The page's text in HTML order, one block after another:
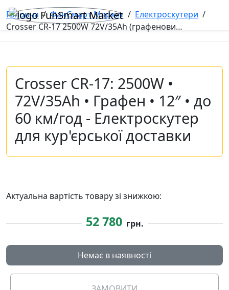
Головна / ФанСмарт Маркет / Електроскутери /
Crosser CR-17 2500W 72V/35Ah (графеновий АКБ), 60 км/г, запас пробігу 80 км
Crosser CR-17: 2500W •
72V/35Ah • Графен • 12″ • до
60 км/год - Електроскутер
для кур'єрської доставки
Актуальна вартість товару зі знижкою:
52 780 грн.
Немає в наявності